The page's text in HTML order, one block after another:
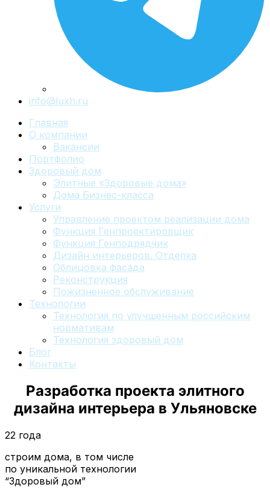
info@luxh.ru
Главная
О компании
Вакансии
Портфолио
Здоровый дом
Элитные «Здоровые дома»
Дома Бизнес-класса
Услуги
Управление проектом реализации дома
Функция Генпроектировщик
Функция Генподрядчик
Дизайн интерьеров. Отделка
Облицовка фасада
Реконструкция
Пожизненное обслуживание
Технологии
Технология по улучшенным российским
нормативам
Технология здоровый дом
Блог
Контакты
Разработка проекта элитного
дизайна интерьера в Ульяновске
22 года
строим дома, в том числе
по уникальной технологии
“Здоровый дом”